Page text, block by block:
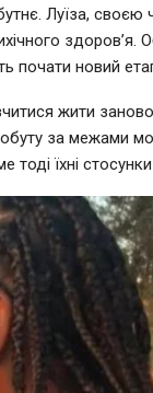
Луїза, своєю
здоров’я.
почати новий
жити
за межами
їхні